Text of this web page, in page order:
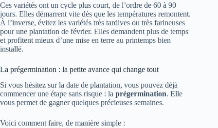
Ces variétés ont un cycle plus court, de l’ordre de 60 à 90
jours. Elles démarrent vite dès que les températures remontent.
À l’inverse, évitez les variétés très tardives ou très farineuses
pour une plantation de février. Elles demandent plus de temps
et profitent mieux d’une mise en terre au printemps bien
installé.
La prégermination : la petite avance qui change tout
Si vous hésitez sur la date de plantation, vous pouvez déjà
commencer une étape sans risque : la prégermination. Elle
vous permet de gagner quelques précieuses semaines.
Voici comment faire, de manière simple :